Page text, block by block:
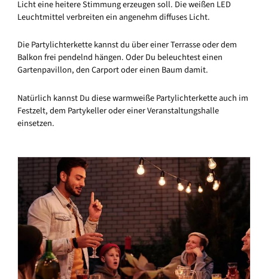
Licht eine heitere Stimmung erzeugen soll. Die weißen LED
Leuchtmittel verbreiten ein angenehm diffuses Licht.
Die Partylichterkette kannst du über einer Terrasse oder dem
Balkon frei pendelnd hängen. Oder Du beleuchtest einen
Gartenpavillon, den Carport oder einen Baum damit.
Natürlich kannst Du diese warmweiße Partylichterkette auch im
Festzelt, dem Partykeller oder einer Veranstaltungshalle
einsetzen.